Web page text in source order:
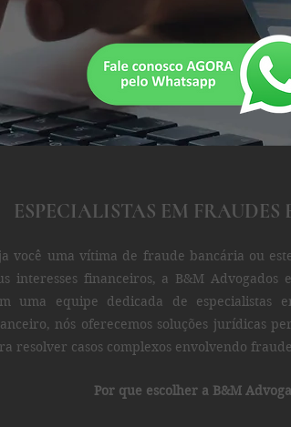
ESPECIALISTAS EM
você uma vítima de fraude bancária ou
interesses financeiros, a B&M Advogados
uma equipe dedicada de especialistas
nós oferecemos soluções jurídicas
resolver casos complexos envolvendo
Por que escolher a B&M